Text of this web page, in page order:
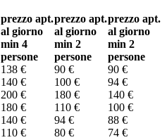
prezzo apt.
al giorno
min 4
persone
prezzo apt.
al giorno
min 2
persone
prezzo apt.
al giorno
min 2
persone
138 € 90 €
90 €
140 € 100 €
94 €
200 € 180 €
140 €
180 € 110 €
100 €
140 € 94 €
88 €
110 € 80 €
74 €